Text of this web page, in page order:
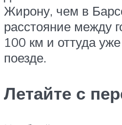
Жирону, чем в
расстояние между
100 км и оттуда
поезде.
Летайте с